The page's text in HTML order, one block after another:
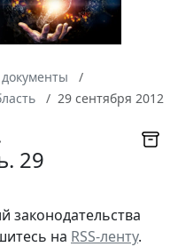
29 сентября 2012
29
законодательства
на RSS-ленту.